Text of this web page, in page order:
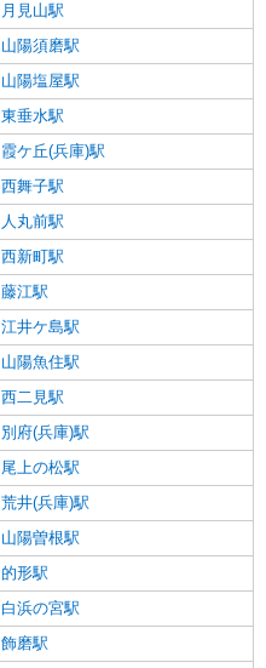
月見山駅
山陽須磨駅
山陽塩屋駅
東垂水駅
霞ケ丘(兵庫)駅
西舞子駅
人丸前駅
西新町駅
藤江駅
江井ケ島駅
山陽魚住駅
西二見駅
別府(兵庫)駅
尾上の松駅
荒井(兵庫)駅
山陽曽根駅
的形駅
白浜の宮駅
飾磨駅